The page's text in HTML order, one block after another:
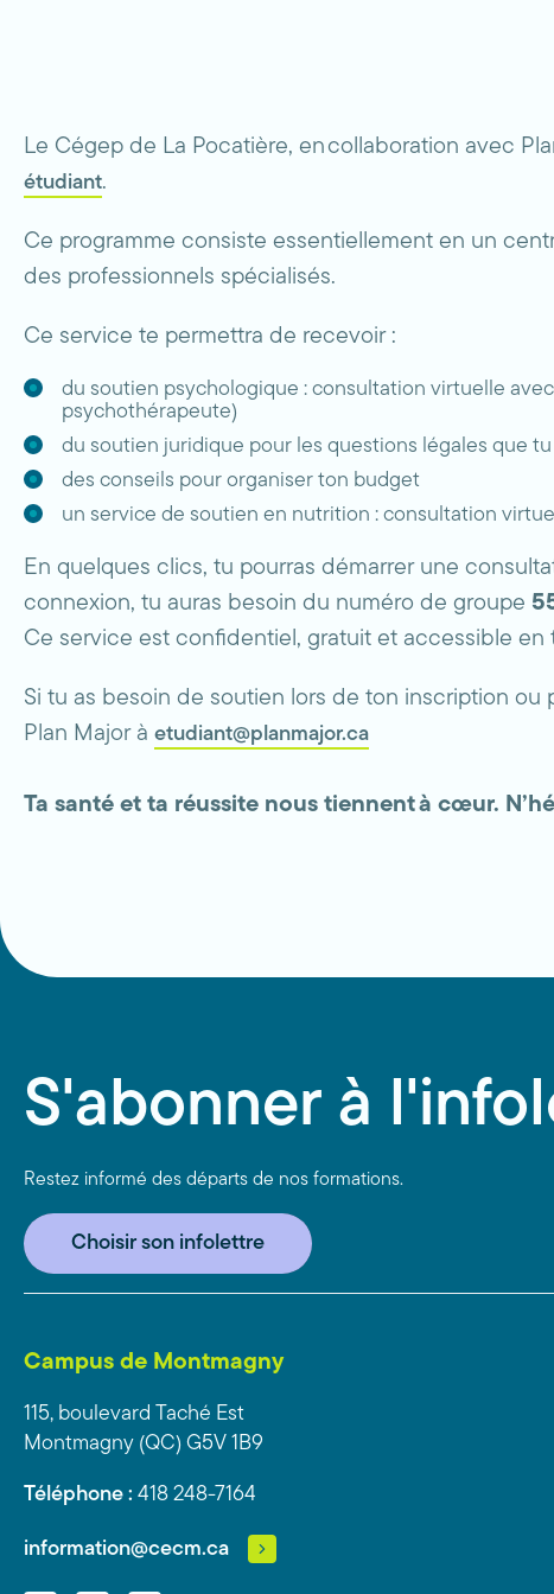
Le Cégep de La Pocatière, en collaboration avec
étudiant.
Ce programme consiste essentiellement en un
des professionnels spécialisés.
Ce service te permettra de recevoir :
du soutien psychologique : consultation virtuelle
psychothérapeute)
du soutien juridique pour les questions légales que
des conseils pour organiser ton budget
un service de soutien en nutrition : consultation
En quelques clics, tu pourras démarrer une
connexion, tu auras besoin du numéro de groupe
Ce service est confidentiel, gratuit et accessible en
Si tu as besoin de soutien lors de ton inscription ou
Plan Major à etudiant@planmajor.ca
Ta santé et ta réussite nous tiennent à cœur.
S'abonner à
Restez informé des départs de nos formations.
Choisir son infolettre
Campus de Montmagny
115, boulevard Taché Est
Montmagny (QC) G5V 1B9
Téléphone : 418 248-7164
information@cecm.ca